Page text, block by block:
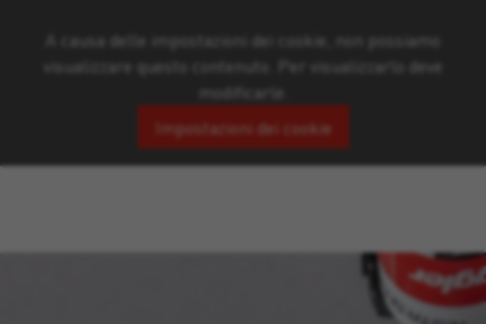
A causa delle impostazioni dei cookie, non possiamo
visualizzare questo contenuto. Per visualizzarlo deve
modificarle.
Impostazioni dei cookie